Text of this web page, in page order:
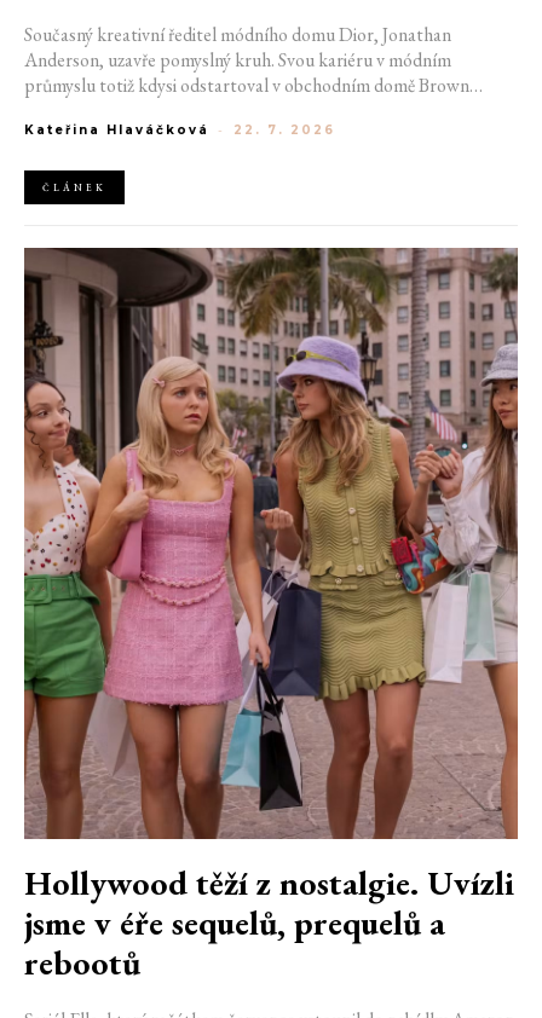
Současný kreativní ředitel módního domu Dior, Jonathan
Anderson, uzavře pomyslný kruh. Svou kariéru v módním
průmyslu totiž kdysi odstartoval v obchodním domě Brown
jedné z největších luxusních značek světa. V prosinci totiž v
Fall 2027.
Kateřina Hlaváčková - 22. 7. 2026
ČLÁNEK
Hollywood těží z nostalgie. Uvízli
jsme v éře sequelů, prequelů a
rebootů